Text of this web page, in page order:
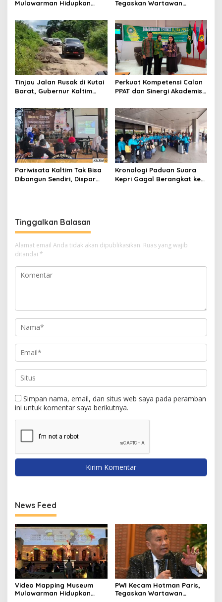
Mulawarman Hidupkan
Melenu
Tegaskan Wartawan
Tinjau Jalan Rusak di Kutai
Barat, Gubernur Kaltim
Kilometer
Perkuat Kompetensi Calon
PPAT dan Sinergi Akademis,
Bimtek Ujian PPAT 2026
Pariwisata Kaltim Tak Bisa
Dibangun Sendiri, Dispar
Kronologi Paduan Suara
Kepri Gagal Berangkat ke
Tinggalkan Balasan
Alamat email Anda tidak akan dipublikasikan. Ruas yang wajib
ditandai *
Simpan nama, email, dan situs web saya pada peramban
ini untuk komentar saya berikutnya.
News Feed
Video Mapping Museum
Mulawarman Hidupkan
PWI Kecam Hotman Paris,
Tegaskan Wartawan